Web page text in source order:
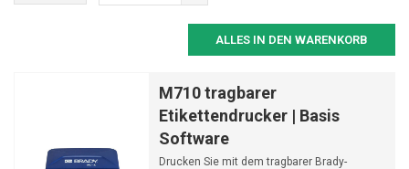
ALLES IN DEN WARENKORB
M710 tragbarer
Etikettendrucker | Basis
Software
Drucken Sie mit dem tragbarer Brady-